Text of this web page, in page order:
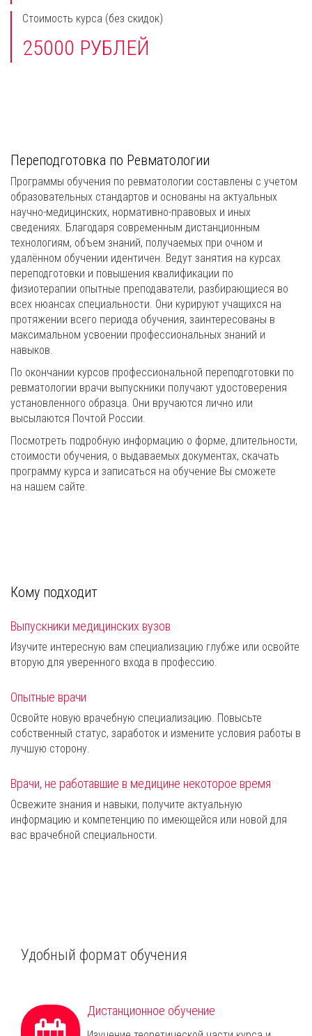
Стоимость курса (без скидок)
25000 РУБЛЕЙ
Переподготовка по Ревматологии
Программы обучения по ревматологии составлены с учетом
образовательных стандартов и основаны на актуальных
научно-медицинских, нормативно-правовых и иных
сведениях. Благодаря современным дистанционным
технологиям, объем знаний, получаемых при очном и
удалённом обучении идентичен. Ведут занятия на курсах
переподготовки и повышения квалификации по
физиотерапии опытные преподаватели, разбирающиеся во
всех нюансах специальности. Они курируют учащихся на
протяжении всего периода обучения, заинтересованы в
максимальном усвоении профессиональных знаний и
навыков.
По окончании курсов профессиональной переподготовки по
ревматологии врачи выпускники получают удостоверения
установленного образца. Они вручаются лично или
высылаются Почтой России.
Посмотреть подробную информацию о форме, длительности,
стоимости обучения, о выдаваемых документах, скачать
программу курса и записаться на обучение Вы сможете
на нашем сайте.
Кому подходит
Выпускники медицинских вузов
Изучите интересную вам специализацию глубже или освойте
вторую для уверенного входа в профессию.
Опытные врачи
Освойте новую врачебную специализацию. Повысьте
собственный статус, заработок и измените условия работы в
лучшую сторону.
Врачи, не работавшие в медицине некоторое время
Освежите знания и навыки, получите актуальную
информацию и компетенцию по имеющейся или новой для
вас врачебной специальности.
Удобный формат обучения
Дистанционное обучение